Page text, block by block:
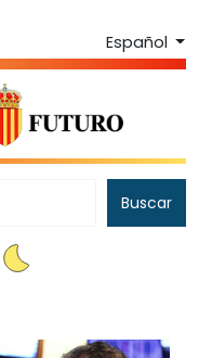
Español
Buscar